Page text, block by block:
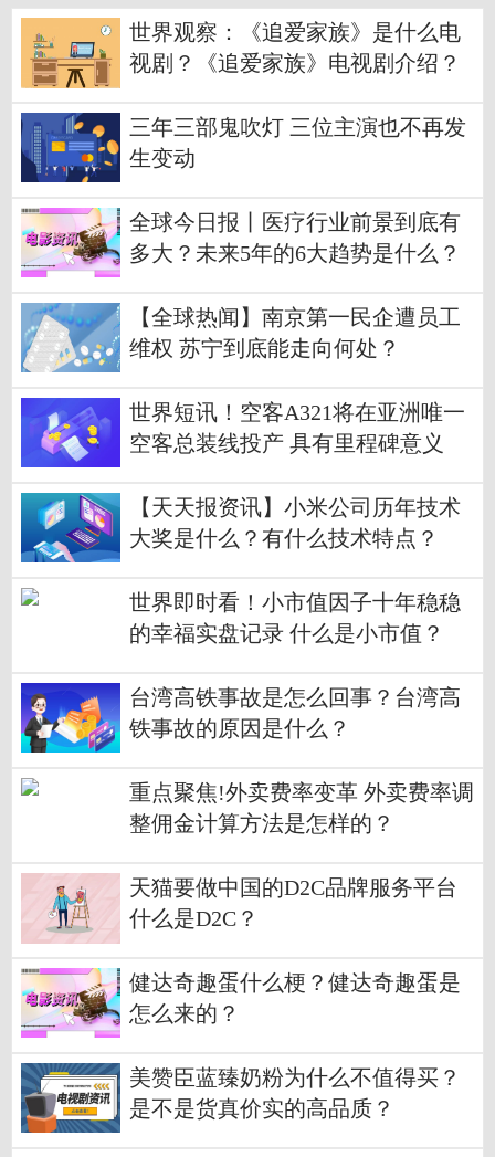
世界观察：《追爱家族》是什么电
视剧？《追爱家族》电视剧介绍？
三年三部鬼吹灯 三位主演也不再发
生变动
全球今日报丨医疗行业前景到底有
多大？未来5年的6大趋势是什么？
【全球热闻】南京第一民企遭员工
维权 苏宁到底能走向何处？
世界短讯！空客A321将在亚洲唯一
空客总装线投产 具有里程碑意义
【天天报资讯】小米公司历年技术
大奖是什么？有什么技术特点？
世界即时看！小市值因子十年稳稳
的幸福实盘记录 什么是小市值？
台湾高铁事故是怎么回事？台湾高
铁事故的原因是什么？
重点聚焦!外卖费率变革 外卖费率调
整佣金计算方法是怎样的？
天猫要做中国的D2C品牌服务平台
什么是D2C？
健达奇趣蛋什么梗？健达奇趣蛋是
怎么来的？
美赞臣蓝臻奶粉为什么不值得买？
是不是货真价实的高品质？